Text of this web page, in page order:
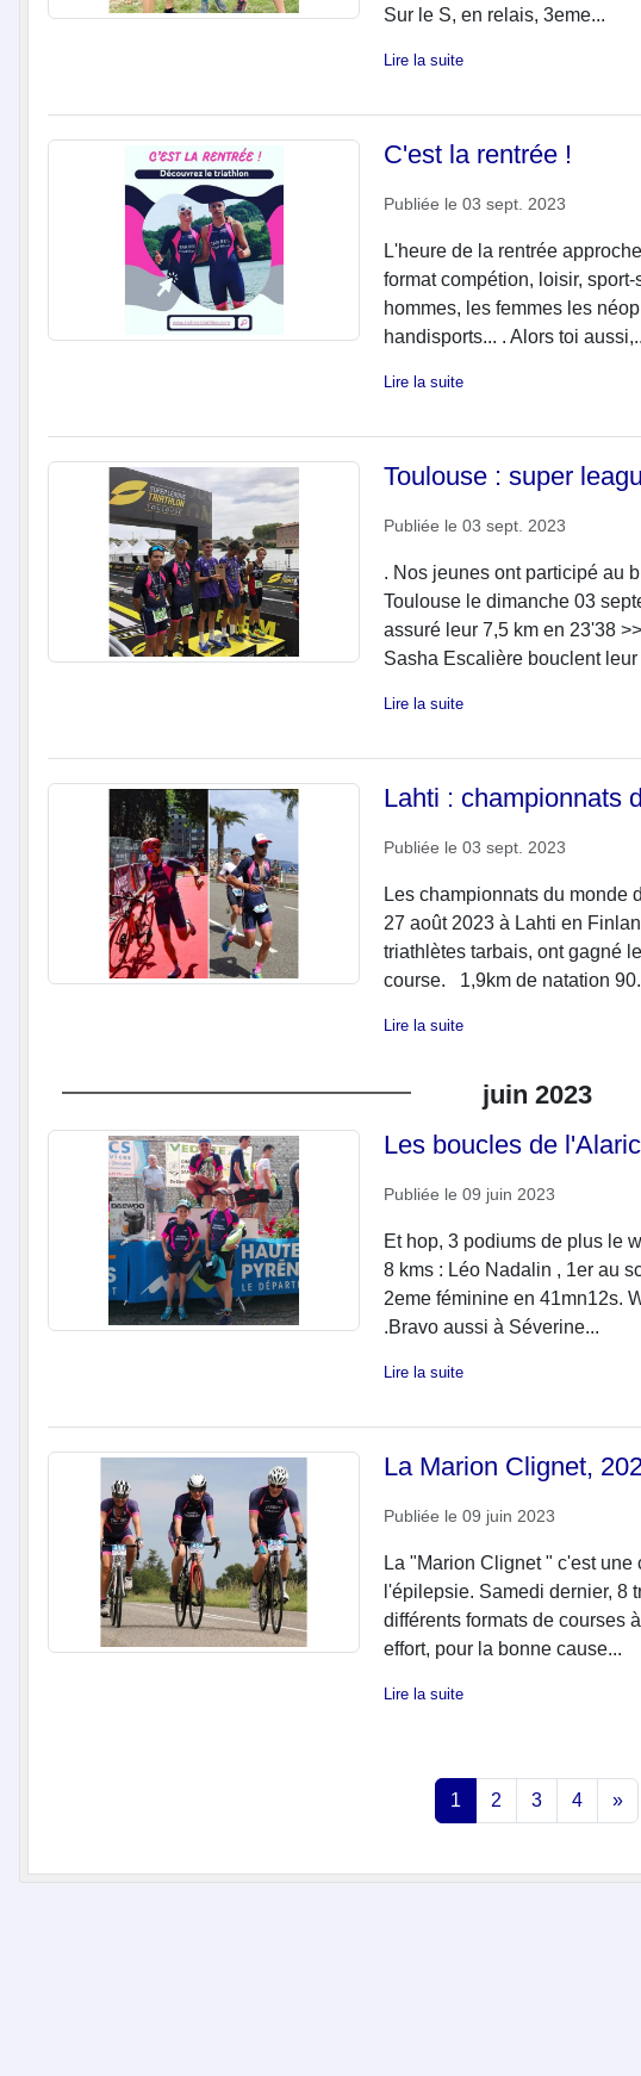
Sur le S, en relais, 3eme...
Lire la suite
C'est la rentrée !
Publiée le 03 sept. 2023
L'heure de la rentrée
format compétion, loisir,
hommes, les femmes les
handisports... . Alors toi
Lire la suite
Toulouse : super
Publiée le 03 sept. 2023
. Nos jeunes ont participé au
Toulouse le dimanche 03
assuré leur 7,5 km en 23'38
Sasha Escalière bouclent leur
Lire la suite
Lahti : championnats
Publiée le 03 sept. 2023
Les championnats du monde
27 août 2023 à Lahti en
triathlètes tarbais, ont gagné
course. 1,9km de natation
Lire la suite
juin 2023
Les boucles de l'Alaric
Publiée le 09 juin 2023
Et hop, 3 podiums de plus le
8 kms : Léo Nadalin , 1er au
2eme féminine en 41mn12s.
.Bravo aussi à Séverine...
Lire la suite
La Marion Clignet,
Publiée le 09 juin 2023
La "Marion Clignet " c'est
l'épilepsie. Samedi dernier, 8
différents formats de courses
effort, pour la bonne cause...
Lire la suite
1 2 3 4 »